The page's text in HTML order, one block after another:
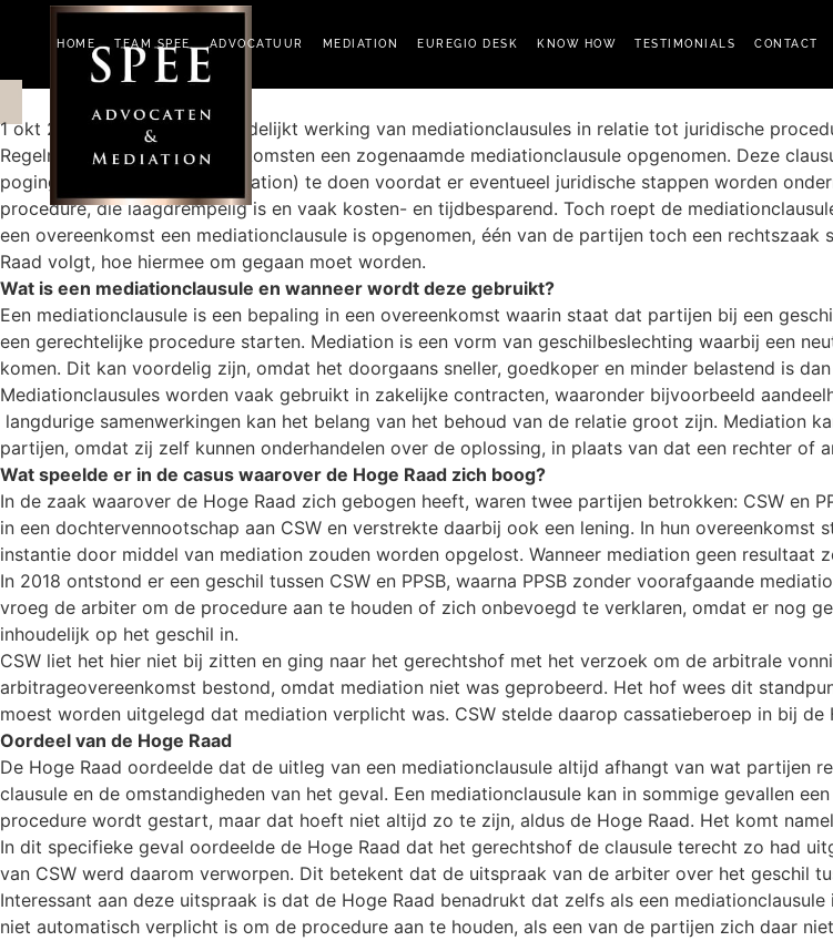
HOME TEAM SPEE ADVOCATUUR MEDIATION EUREGIO DESK KNOW HOW TESTIMONIALS CONTACT
1 okt 2024
Hoge Raad verduidelijkt werking van mediationclausules in relatie tot juridische
Regelmatig wordt in overeenkomsten een zogenaamde mediationclausule opgenomen. Deze
poging tot bemiddeling (mediation) te doen voordat er eventueel juridische stappen worden
procedure, die laagdrempelig is en vaak kosten- en tijdbesparend. Toch roept de
een overeenkomst een mediationclausule is opgenomen, één van de partijen toch een
Raad volgt, hoe hiermee om gegaan moet worden.
Wat is een mediationclausule en wanneer wordt deze gebruikt?
Een mediationclausule is een bepaling in een overeenkomst waarin staat dat partijen bij een
een gerechtelijke procedure starten. Mediation is een vorm van geschilbeslechting waarbij een
komen. Dit kan voordelig zijn, omdat het doorgaans sneller, goedkoper en minder belastend is
Mediationclausules worden vaak gebruikt in zakelijke contracten, waaronder bijvoorbeeld
langdurige samenwerkingen kan het belang van het behoud van de relatie groot zijn. Mediation
partijen, omdat zij zelf kunnen onderhandelen over de oplossing, in plaats van dat een rechter of
Wat speelde er in de casus waarover de Hoge Raad zich boog?
In de zaak waarover de Hoge Raad zich gebogen heeft, waren twee partijen betrokken: CSW en
in een dochtervennootschap aan CSW en verstrekte daarbij ook een lening. In hun
instantie door middel van mediation zouden worden opgelost. Wanneer mediation geen resultaat
In 2018 ontstond er een geschil tussen CSW en PPSB, waarna PPSB zonder voorafgaande
vroeg de arbiter om de procedure aan te houden of zich onbevoegd te verklaren, omdat er nog
inhoudelijk op het geschil in.
CSW liet het hier niet bij zitten en ging naar het gerechtshof met het verzoek om de arbitrale
arbitrageovereenkomst bestond, omdat mediation niet was geprobeerd. Het hof wees dit
moest worden uitgelegd dat mediation verplicht was. CSW stelde daarop cassatieberoep in bij de
Oordeel van de Hoge Raad
De Hoge Raad oordeelde dat de uitleg van een mediationclausule altijd afhangt van wat partijen
clausule en de omstandigheden van het geval. Een mediationclausule kan in sommige gevallen
procedure wordt gestart, maar dat hoeft niet altijd zo te zijn, aldus de Hoge Raad. Het komt
In dit specifieke geval oordeelde de Hoge Raad dat het gerechtshof de clausule terecht zo had
van CSW werd daarom verworpen. Dit betekent dat de uitspraak van de arbiter over het geschil
Interessant aan deze uitspraak is dat de Hoge Raad benadrukt dat zelfs als een
niet automatisch verplicht is om de procedure aan te houden, als een van de partijen zich daar